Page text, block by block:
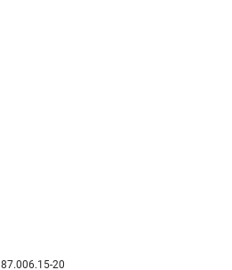
87.006.15-20